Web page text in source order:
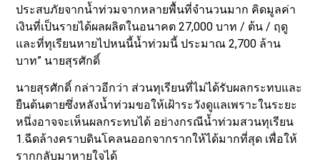
ประสบภัยจากน้ำท่วมจากหลายพื้นที่จำนวนมาก คิดมูลค่า
เงินที่เป็นรายได้ผลผลิตในอนาคต 27,000 บาท / ต้น / ฤดู
และที่ทุเรียนหายไปหนนี้น้ำท่วมนี้ ประมาณ 2,700 ล้าน
บาท” นายสุรศักดิ์
นายสุรศักดิ์ กล่าวอีกว่า ส่วนทุเรียนที่ไม่ได้รับผลกระทบและ
ยืนต้นตายซึ่งหลังน้ำท่วมขอให้เฝ้าระวังดูแลเพราะในระยะ
หนึ่งอาจจะเห็นผลกระทบได้ อย่างกรณีน้ำท่วมสวนทุเรียน
1.ฉีดล้างคราบดินโคลนออกจากรากให้ได้มากที่สุด เพื่อให้
รากกลับมาหายใจได้